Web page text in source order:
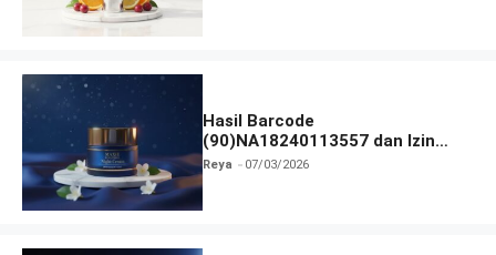
Hasil Barcode
(90)NA18240113557 dan Izin
BPOM
Reya 07/03/2026